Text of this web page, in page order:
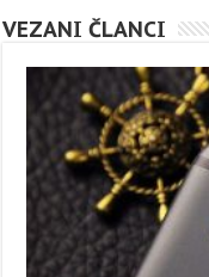
VEZANI ČLANCI